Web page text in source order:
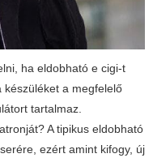
ha eldobható e cigi-t
készüléket a megfelelő
tartalmaz.
A tipikus eldobható
ezért amint kifogy, új